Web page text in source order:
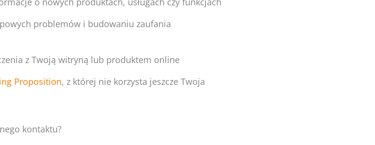
problemów i budowaniu zaufania
z Twoją witryną lub produktem online
Proposition, z której nie korzysta jeszcze Twoja
kontaktu?